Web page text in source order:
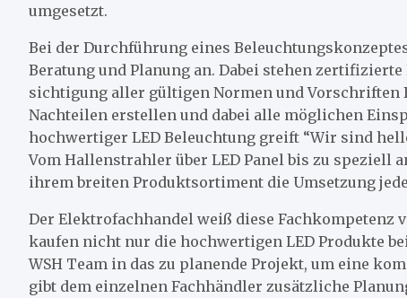
umgesetzt.
Bei der Durchführung eines
Beratung und Planung an. Dabei stehen
sichtigung aller gültigen Normen und Vorschriften
Nachteilen erstellen und dabei alle möglichen
hochwertiger LED Beleuchtung greift “Wir sind
Vom Hallenstrahler über LED Panel bis zu
ihrem breiten Produktsortiment die Umsetzung
Der Elektrofachhandel weiß diese Fachkompetenz
kaufen nicht nur die hochwertigen LED Produkte
WSH Team in das zu planende Projekt, um eine
gibt dem einzelnen Fachhändler zusätzliche